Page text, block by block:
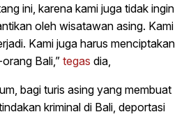
ini, karena kami juga tidak ingin
oleh wisatawan asing. Kami
Kami juga harus menciptakan
Bali,” tegas dia,
bagi turis asing yang membuat
kriminal di Bali, deportasi